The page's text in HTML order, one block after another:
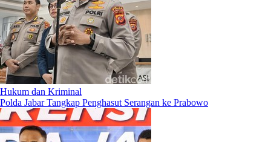
Hukum dan Kriminal
Polda Jabar Tangkap Penghasut Serangan ke Prabowo